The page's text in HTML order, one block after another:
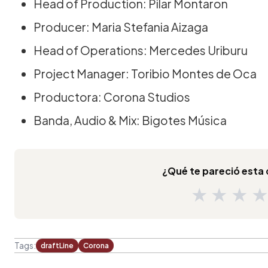
Head of Production: Pilar Montaron
Producer: Maria Stefania Aizaga
Head of Operations: Mercedes Uriburu
Project Manager: Toribio Montes de Oca
Productora: Corona Studios
Banda, Audio & Mix: Bigotes Música
¿Qué te pareció esta
★ ★ ★ ★
Tags: draftLine Corona